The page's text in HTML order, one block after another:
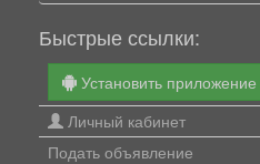
Быстрые ссылки:
Установить приложение
Личный кабинет
Подать объявление